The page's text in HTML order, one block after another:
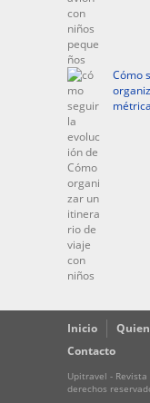
Cómo
Inicio
Contacto
Upitravel -
derechos